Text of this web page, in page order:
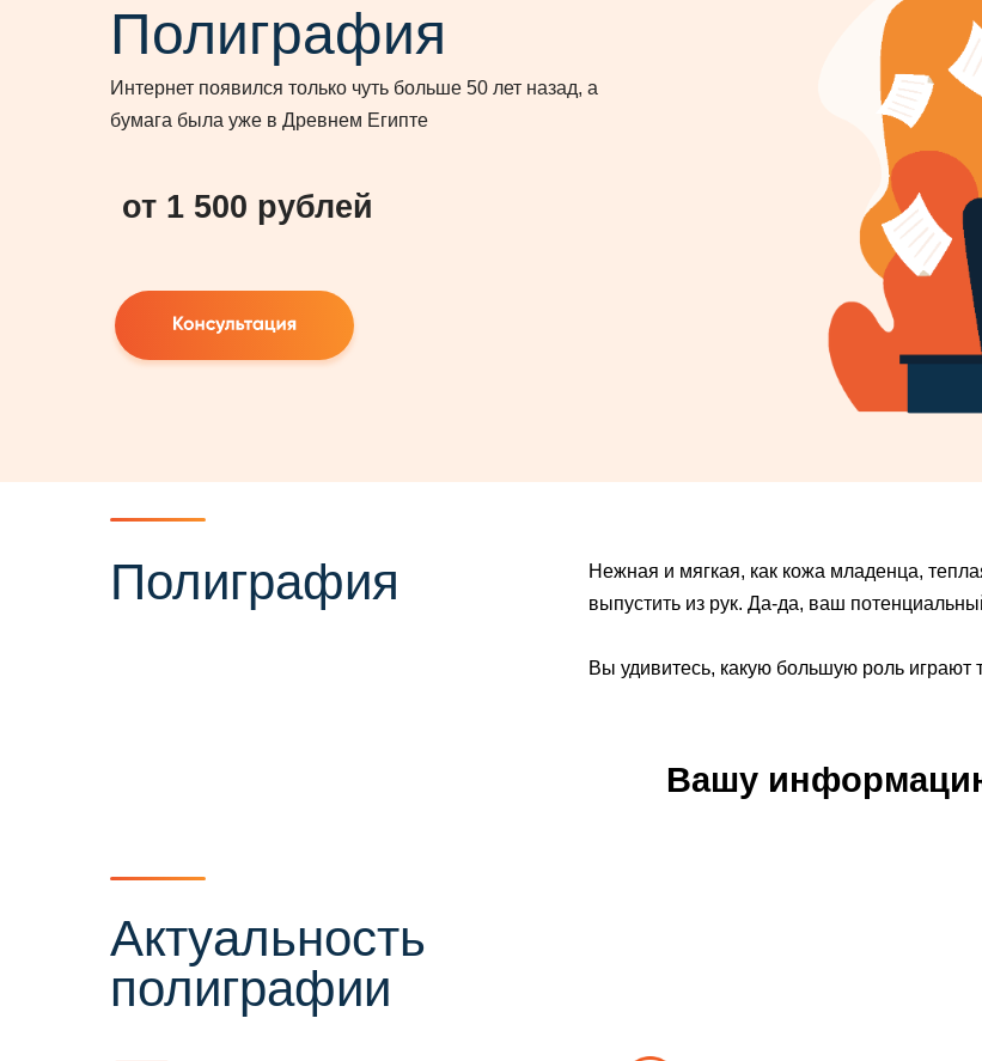
Полиграфия
Интернет появился только чуть больше 50 лет назад, а
бумага была уже в Древнем Египте
от 1 500 рублей
Полиграфия
Нежная и мягкая, как кожа младенца,
выпустить из рук. Да-да, ваш
Вы удивитесь, какую большую роль
Вашу
Актуальность
полиграфии